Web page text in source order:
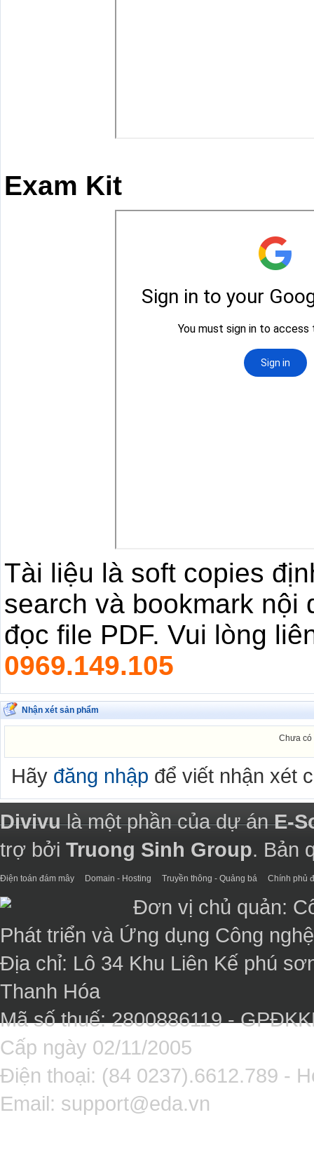
Exam Kit
Tài liệu là soft copies
search và bookmark nội
đọc file PDF. Vui lòng
0969.149.105
Nhận xét sản phẩm
Chưa có
Hãy đăng nhập để viết nhận xét
Divivulà một phần của dự ánE-
trợ bởi Truong Sinh Group. Bản
Điện toán đám mây Domain - Hosting Truyền thông - Quảng bá Chính phủ
Đơn vị chủ quản:
Phát triển và Ứng dụng Công
Địa chỉ: Lô 34 Khu Liên Kế phú
Thanh Hóa
Mã số thuế: 2800886119 -
Cấp ngày 02/11/2005
Điện thoại: (84 0237).6612.789 -
Email: support@eda.vn